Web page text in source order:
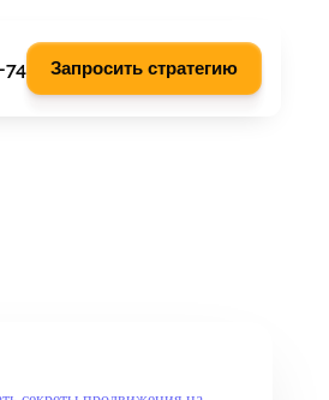
74 Запросить стратегию